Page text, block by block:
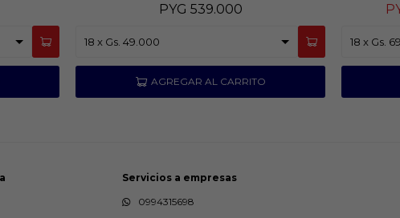
PYG 539.000
Servicios a empresas
0994315698